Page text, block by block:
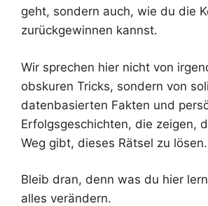
geht, sondern auch, wie du die
zurückgewinnen kannst.
Wir sprechen hier nicht von
obskuren Tricks, sondern von
datenbasierten Fakten und
Erfolgsgeschichten, die zeigen,
Weg gibt, dieses Rätsel zu lösen.
Bleib dran, denn was du hier
alles verändern.